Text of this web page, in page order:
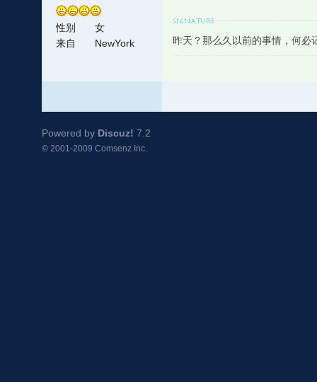
性别
女
来自
NewYork 昨天？那么久以前的事情，何必
Powered by Discuz! 7.2
© 2001-2009 Comsenz Inc.